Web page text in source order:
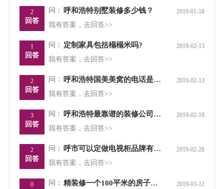
2
回答
问： 呼和浩特别墅装修多少钱？ 2019-01-18
我有答案，去回答>>
1
回答
问： 定制家具包括榻榻米吗? 2019-02-13
我有答案，去回答>>
2
回答
问： 呼和浩特国美美窝的电话是多少？在 2019-02-13
我有答案，去回答>>
3
回答
问： 呼和浩特最靠谱的装修公司是哪家？ 2019-02-18
我有答案，去回答>>
2
回答
问： 呼市可以定做电视柜品牌有哪些？ 2019-02-28
我有答案，去回答>>
0 问： 精装修一个100平米的房子大概需要多少钱？全包 2019-03-12